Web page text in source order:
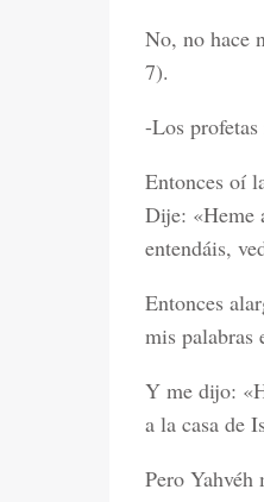
No, no hace
7).
-Los
Entonces oí
Dije: «Heme
entendáis,
Entonces
mis
Y me dijo:
a la casa de
Pero